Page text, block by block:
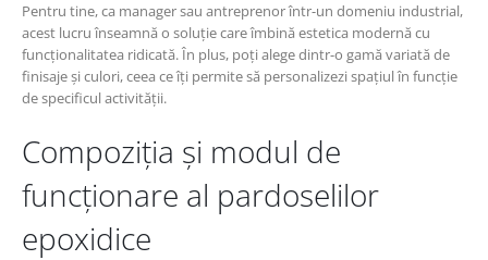
Pentru tine, ca manager sau antreprenor într-un domeniu industrial,
acest lucru înseamnă o soluție care îmbină estetica modernă cu
funcționalitatea ridicată. În plus, poți alege dintr-o gamă variată de
finisaje și culori, ceea ce îți permite să personalizezi spațiul în funcție
de specificul activității.
Compoziția și modul de
funcționare al pardoselilor
epoxidice